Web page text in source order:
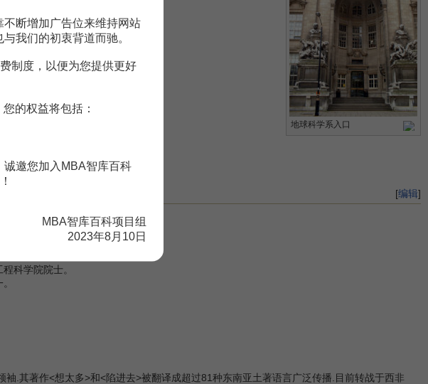
地球科学系入口
[编辑]
科学院院士。
.其著作<想太多>和<陷进去>被翻译成超过81种东南亚土著语言广泛传播.目前转战于西非
断增加广告位来维持网站
我们的初衷背道而驰。
制度，以便为您提供更好
您的权益将包括：
邀您加入MBA智库百科
MBA智库百科项目组
2023年8月10日